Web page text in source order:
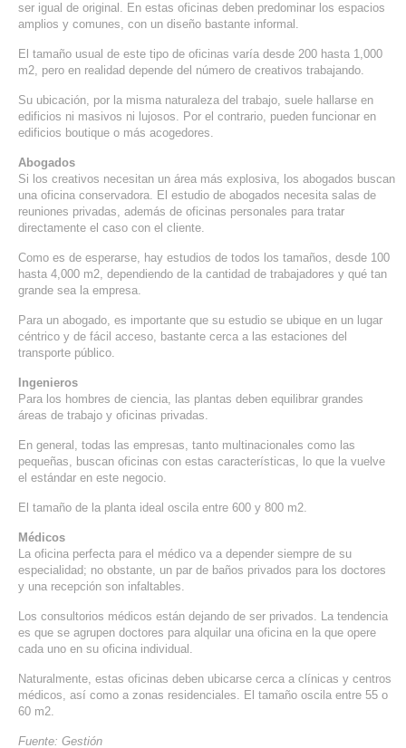
SISTEMAS PARA NEGOCIOS Y EMPRESAS
MARKETING DIGITAL
EMAIL MARKETING
SERVICIOS DE TI
ASESORÍA TECNOLÓGICA
TRANSFORMACIÓN DIGITAL
PORTAFOLIO
BLOG
CONTACTO
ser igual de original. En estas oficinas deben predominar los espacios
amplios y comunes, con un diseño bastante informal.
El tamaño usual de este tipo de oficinas varía desde 200 hasta 1,000
m2, pero en realidad depende del número de creativos trabajando.
Su ubicación, por la misma naturaleza del trabajo, suele hallarse en
edificios ni masivos ni lujosos. Por el contrario, pueden funcionar en
edificios boutique o más acogedores.
Abogados
Si los creativos necesitan un área más explosiva, los abogados buscan
una oficina conservadora. El estudio de abogados necesita salas de
reuniones privadas, además de oficinas personales para tratar
directamente el caso con el cliente.
Como es de esperarse, hay estudios de todos los tamaños, desde 100
hasta 4,000 m2, dependiendo de la cantidad de trabajadores y qué tan
grande sea la empresa.
Para un abogado, es importante que su estudio se ubique en un lugar
céntrico y de fácil acceso, bastante cerca a las estaciones del
transporte público.
Ingenieros
Para los hombres de ciencia, las plantas deben equilibrar grandes
áreas de trabajo y oficinas privadas.
En general, todas las empresas, tanto multinacionales como las
pequeñas, buscan oficinas con estas características, lo que la vuelve
el estándar en este negocio.
El tamaño de la planta ideal oscila entre 600 y 800 m2.
Médicos
La oficina perfecta para el médico va a depender siempre de su
especialidad; no obstante, un par de baños privados para los doctores
y una recepción son infaltables.
Los consultorios médicos están dejando de ser privados. La tendencia
es que se agrupen doctores para alquilar una oficina en la que opere
cada uno en su oficina individual.
Naturalmente, estas oficinas deben ubicarse cerca a clínicas y centros
médicos, así como a zonas residenciales. El tamaño oscila entre 55 o
60 m2.
Fuente: Gestión